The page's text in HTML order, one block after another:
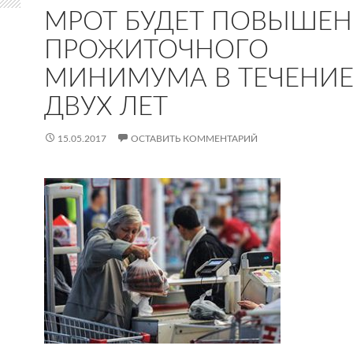
МРОТ БУДЕТ
ПРОЖИТОЧНОГО
МИНИМУМА В ТЕЧЕНИЕ
ДВУХ ЛЕТ
15.05.2017 ОСТАВИТЬ КОММЕНТАРИЙ